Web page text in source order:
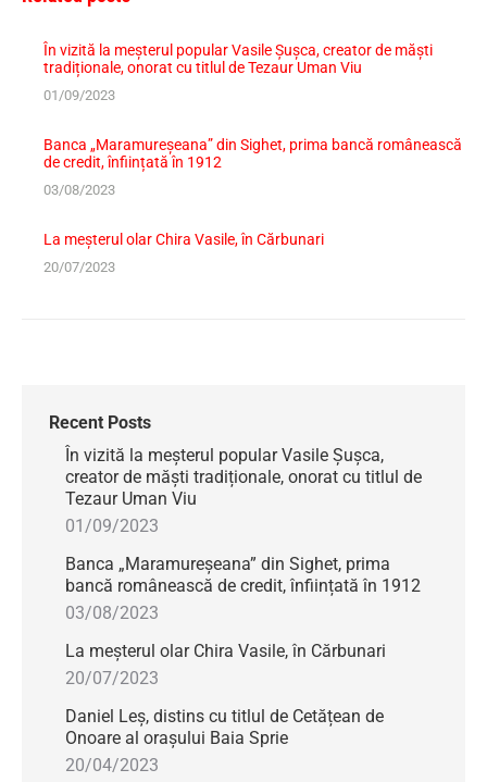
În vizită la meșterul popular Vasile Șușca, creator de măști
tradiționale, onorat cu titlul de Tezaur Uman Viu
01/09/2023
Banca „Maramureșeana” din Sighet, prima bancă românească
de credit, înființată în 1912
03/08/2023
La meșterul olar Chira Vasile, în Cărbunari
20/07/2023
Recent Posts
În vizită la meșterul popular Vasile Șușca,
creator de măști tradiționale, onorat cu titlul de
Tezaur Uman Viu
01/09/2023
Banca „Maramureșeana” din Sighet, prima
bancă românească de credit, înființată în 1912
03/08/2023
La meșterul olar Chira Vasile, în Cărbunari
20/07/2023
Daniel Leș, distins cu titlul de Cetățean de
Onoare al orașului Baia Sprie
20/04/2023